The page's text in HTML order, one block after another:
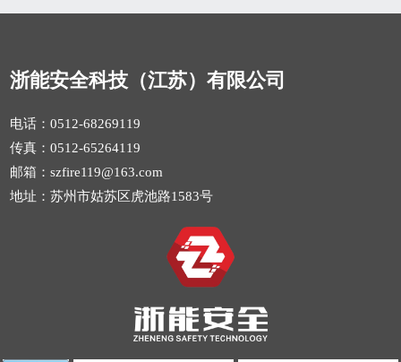
浙能安全科技（江苏）有限公司
电话：0512-68269119
传真：0512-65264119
邮箱：szfire119@163.com
地址：苏州市姑苏区虎池路1583号